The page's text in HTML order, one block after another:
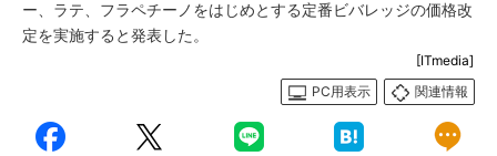
ー、ラテ、フラペチーノをはじめとする定番ビバレッジの価格改
定を実施すると発表した。
[ITmedia]
PC用表示
関連情報